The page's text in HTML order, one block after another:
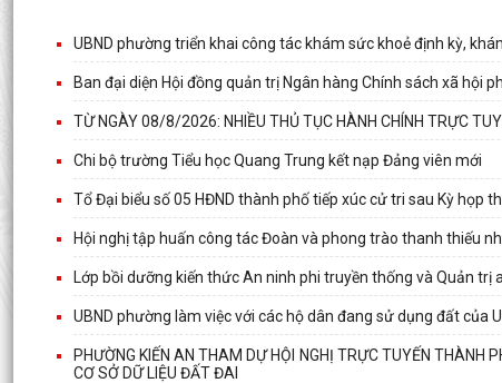
UBND phường triển khai công tác khám sức khoẻ định kỳ,
Ban đại diện Hội đồng quản trị Ngân hàng Chính sách xã hội
TỪ NGÀY 08/8/2026: NHIỀU THỦ TỤC HÀNH CHÍNH TRỰC
Chi bộ trường Tiểu học Quang Trung kết nạp Đảng viên mới
Tổ Đại biểu số 05 HĐND thành phố tiếp xúc cử tri sau Kỳ họp
Hội nghị tập huấn công tác Đoàn và phong trào thanh thiếu
Lớp bồi dưỡng kiến thức An ninh phi truyền thống và Quản trị
UBND phường làm việc với các hộ dân đang sử dụng đất của
PHƯỜNG KIẾN AN THAM DỰ HỘI NGHỊ TRỰC TUYẾN THÀNH
CƠ SỞ DỮ LIỆU ĐẤT ĐAI